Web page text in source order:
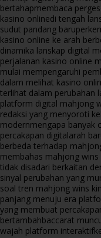
bertahapmembaca
kasino onlinedi tengah
sudut pandang baru
kasino online ke arah
dinamika lanskap digital
perjalanan kasino online
mulai mempengaruhi
dalam melihat kasino
terlihat dalam perubahan
platform digital mahjong
redaksi yang menyoroti
modernmengapa banyak
percakapan digitalarah
berbeda terhadap
membahas mahjong
tidak disadari berkaitan
sinyal perubahan yang
soal tren mahjong wins
panjang menuju era
yang membuat
bertambahbaccarat
wajah platform interaktif